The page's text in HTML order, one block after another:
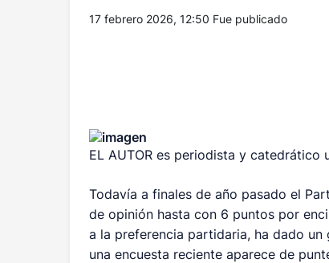
17 febrero 2026, 12:50 Fue publicado
EL AUTOR es periodista y catedrático
Todavía a finales de año pasado el
de opinión hasta con 6 puntos por
a la preferencia partidaria, ha dado
una encuesta reciente aparece de